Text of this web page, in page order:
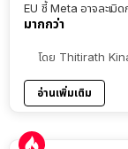
EU ชี้ Meta อาจละเ
มากกว่า
โดย Thitirath
อ่านเพิ่มเติม